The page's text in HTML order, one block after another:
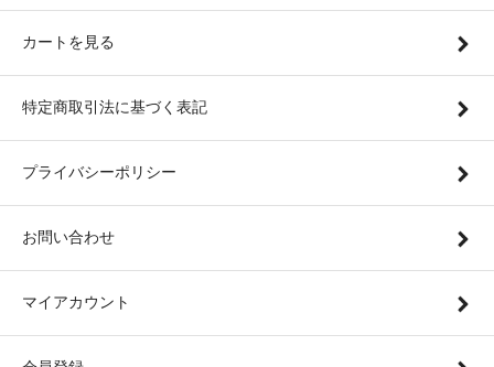
カートを見る
特定商取引法に基づく表記
プライバシーポリシー
お問い合わせ
マイアカウント